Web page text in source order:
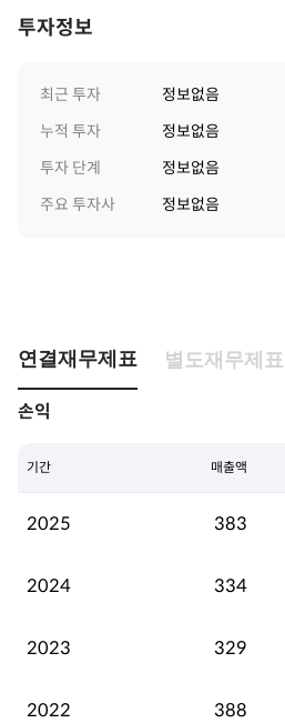
투자정보
최근 투자
정보없음
누적 투자
정보없음
투자 단계
정보없음
주요 투자사
정보없음
연결재무제표 별도재무제표
손익
기간 매출액
2025 383
2024 334
2023 329
2022 388